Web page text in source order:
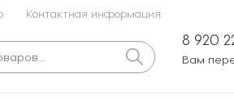
Контактная информация
8 920
Вам